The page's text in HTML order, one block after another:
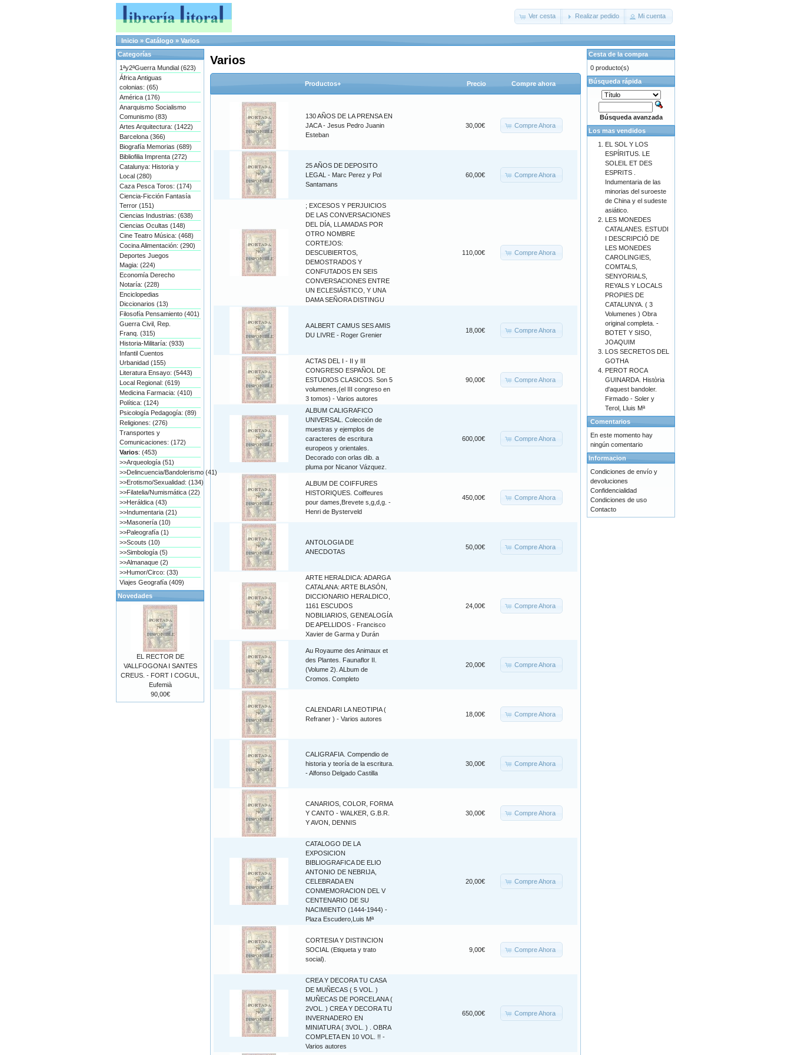
Ver cesta Realizar pedido Mi cuenta
Inicio » Catálogo » Varios
Varios
Productos+ Precio Compre ahora
130 AÑOS DE LA PRENSA EN
JACA - Jesus Pedro Juanin
Esteban
30,00€ Compre Ahora
25 AÑOS DE DEPOSITO
LEGAL - Marc Perez y Pol
Santamans
60,00€ Compre Ahora
; EXCESOS Y PERJUICIOS
DE LAS CONVERSACIONES
DEL DÍA, LLAMADAS POR
OTRO NOMBRE
CORTEJOS:
DESCUBIERTOS,
DEMOSTRADOS Y
CONFUTADOS EN SEIS
CONVERSACIONES ENTRE
UN ECLESIÁSTICO, Y UNA
DAMA SEÑORA DISTINGU
110,00€ Compre Ahora
A ALBERT CAMUS SES AMIS
DU LIVRE - Roger Grenier
18,00€ Compre Ahora
ACTAS DEL I - II y III
CONGRESO ESPAÑOL DE
ESTUDIOS CLASICOS. Son 5
volumenes,(el III congreso en
3 tomos) - Varios autores
90,00€ Compre Ahora
ALBUM CALIGRAFICO
UNIVERSAL. Colección de
muestras y ejemplos de
caracteres de escritura
europeos y orientales.
Decorado con orlas dib. a
pluma por Nicanor Vázquez.
600,00€ Compre Ahora
ALBUM DE COIFFURES
HISTORIQUES. Coiffeures
pour dames,Brevete s,g,d,g. -
Henri de Bysterveld
450,00€ Compre Ahora
ANTOLOGIA DE
ANECDOTAS
50,00€ Compre Ahora
ARTE HERALDICA: ADARGA
CATALANA: ARTE BLASÓN,
DICCIONARIO HERALDICO,
1161 ESCUDOS
NOBILIARIOS, GENEALOGÍA
DE APELLIDOS - Francisco
Xavier de Garma y Durán
24,00€ Compre Ahora
Au Royaume des Animaux et
des Plantes. Faunaflor II.
(Volume 2). ALbum de
Cromos. Completo
20,00€ Compre Ahora
CALENDARI LA NEOTIPIA (
Refraner ) - Varios autores
18,00€ Compre Ahora
CALIGRAFIA. Compendio de
historia y teoría de la escritura.
- Alfonso Delgado Castilla
30,00€ Compre Ahora
CANARIOS, COLOR, FORMA
Y CANTO - WALKER, G.B.R.
Y AVON, DENNIS
30,00€ Compre Ahora
CATALOGO DE LA
EXPOSICION
BIBLIOGRAFICA DE ELIO
ANTONIO DE NEBRIJA,
CELEBRADA EN
CONMEMORACION DEL V
CENTENARIO DE SU
NACIMIENTO (1444-1944) -
Plaza Escudero,Luis Mª
20,00€ Compre Ahora
CORTESIA Y DISTINCION
SOCIAL (Etiqueta y trato
social).
9,00€ Compre Ahora
CREA Y DECORA TU CASA
DE MUÑECAS ( 5 VOL. )
MUÑECAS DE PORCELANA (
2VOL. ) CREA Y DECORA TU
INVERNADERO EN
MINIATURA ( 3VOL. ) . OBRA
COMPLETA EN 10 VOL. !! -
Varios autores
650,00€ Compre Ahora
Categorías
1ªy2ªGuerra Mundial (623)
África Antiguas
colonias: (65)
América (176)
Anarquismo Socialismo
Comunismo (83)
Artes Arquitectura: (1422)
Barcelona (366)
Biografía Memorias (689)
Bibliofilia Imprenta (272)
Catalunya: Historia y
Local (280)
Caza Pesca Toros: (174)
Ciencia-Ficción Fantasía
Terror (151)
Ciencias Industrias: (638)
Ciencias Ocultas (148)
Cine Teatro Música: (468)
Cocina Alimentación: (290)
Deportes Juegos
Magia: (224)
Economía Derecho
Notaría: (228)
Enciclopedias
Diccionarios (13)
Filosofía Pensamiento (401)
Guerra Civil, Rep.
Franq. (315)
Historia-Militaría: (933)
Infantil Cuentos
Urbanidad (155)
Literatura Ensayo: (5443)
Local Regional: (619)
Medicina Farmacia: (410)
Política: (124)
Psicología Pedagogía: (89)
Religiones: (276)
Transportes y
Comunicaciones: (172)
Varios: (453)
>>Arqueología (51)
>>Delincuencia/Bandolerismo (41)
>>Erotismo/Sexualidad: (134)
>>Filatelia/Numismática (22)
>>Heráldica (43)
>>Indumentaria (21)
>>Masonería (10)
>>Paleografía (1)
>>Scouts (10)
>>Simbología (5)
>>Almanaque (2)
>>Humor/Circo: (33)
Viajes Geografía (409)
Novedades
EL RECTOR DE
VALLFOGONA I SANTES
CREUS. - FORT I COGUL,
Eufemià
90,00€
Cesta de la compra
0 producto(s)
Búsqueda rápida
Búsqueda avanzada
Los mas vendidos
EL SOL Y LOS
ESPÍRITUS. LE
SOLEIL ET DES
ESPRITS .
Indumentaria de las
minorias del suroeste
de China y el sudeste
asiático.
LES MONEDES
CATALANES. ESTUDI
I DESCRIPCIÓ DE
LES MONEDES
CAROLINGIES,
COMTALS,
SENYORIALS,
REYALS Y LOCALS
PROPIES DE
CATALUNYA. ( 3
Volumenes ) Obra
original completa. -
BOTET Y SISO,
JOAQUIM
LOS SECRETOS DEL
GOTHA
PEROT ROCA
GUINARDA. Història
d'aquest bandoler.
Firmado - Soler y
Terol, Lluis Mª
Comentarios
En este momento hay
ningún comentario
Informacion
Condiciones de envío y
devoluciones
Confidencialidad
Condiciones de uso
Contacto